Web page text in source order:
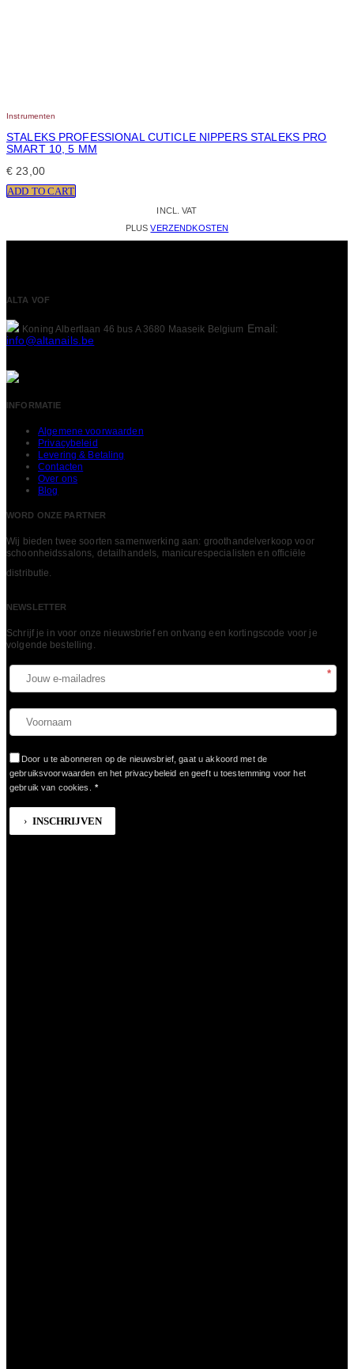
Instrumenten
STALEKS PROFESSIONAL CUTICLE NIPPERS STALEKS PRO
SMART 10, 5 MM
€ 23,00
ADD TO CART
INCL. VAT
PLUSVERZENDKOSTEN
ALTA VOF
Koning Albertlaan 46 bus A 3680 Maaseik Belgium Email:
info@altanails.be
INFORMATIE
Algemene voorwaarden
Privacybeleid
Levering & Betaling
Contacten
Over ons
Blog
WORD ONZE PARTNER
Wij bieden twee soorten samenwerking aan: groothandelverkoop voor
schoonheidssalons, detailhandels, manicurespecialisten en officiële
distributie.
NEWSLETTER
Schrijf je in voor onze nieuwsbrief en ontvang een kortingscode voor je
volgende bestelling.​
*
Door u te abonneren op de nieuwsbrief, gaat u akkoord met de
gebruiksvoorwaarden en het privacybeleid en geeft u toestemming voor het
gebruik van cookies.
*
INSCHRIJVEN